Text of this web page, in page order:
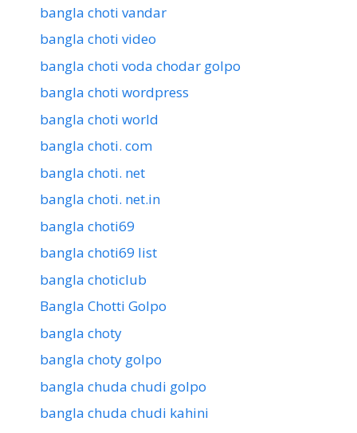
bangla choti vandar
bangla choti video
bangla choti voda chodar golpo
bangla choti wordpress
bangla choti world
bangla choti. com
bangla choti. net
bangla choti. net.in
bangla choti69
bangla choti69 list
bangla choticlub
Bangla Chotti Golpo
bangla choty
bangla choty golpo
bangla chuda chudi golpo
bangla chuda chudi kahini